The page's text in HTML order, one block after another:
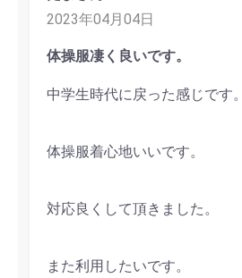
2023年04月04日
体操服凄く良いです。
中学生時代に戻った感じです。
体操服着心地いいです。
対応良くして頂きました。
また利用したいです。